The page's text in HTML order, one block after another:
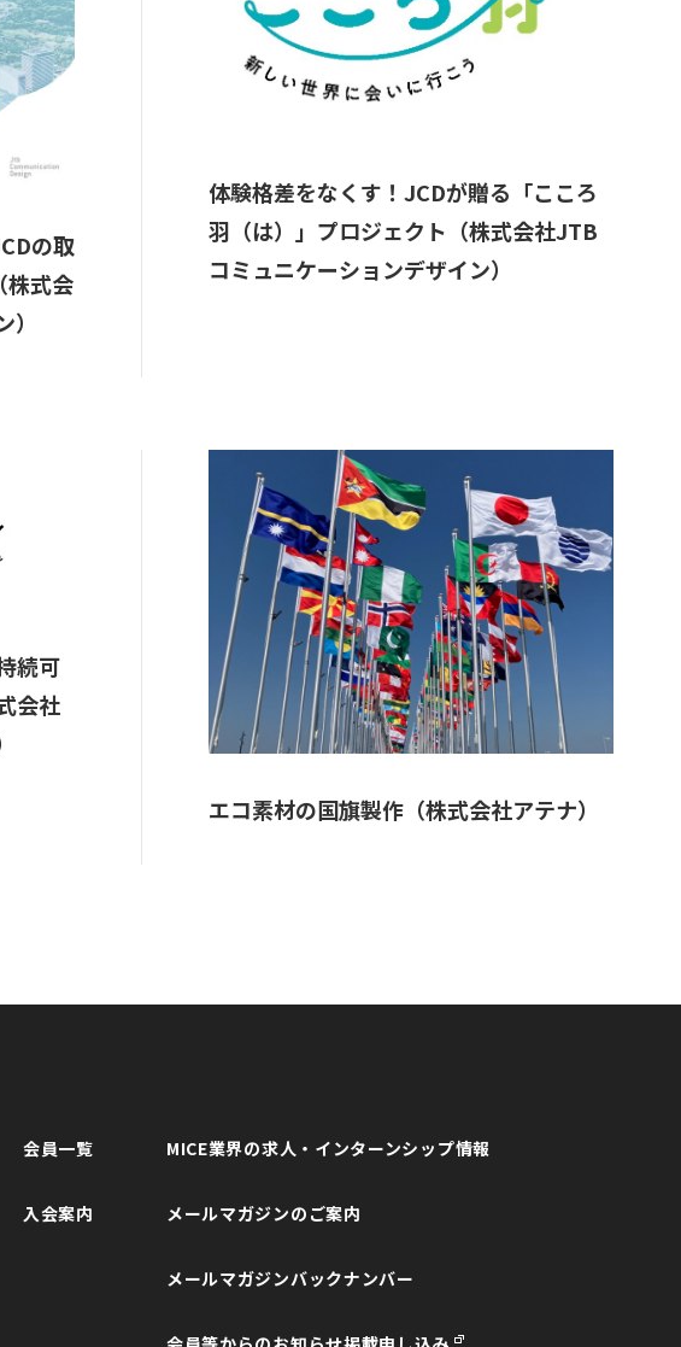
の取
式会
体験格差をなくす！JCDが贈る「こころ
羽（は）」プロジェクト（株式会社JTB
コミュニケーションデザイン）
続可
会社
エコ素材の国旗製作（株式会社アテナ）
会員一覧
入会案内
MICE業界の求人・インターンシップ情報
メールマガジンのご案内
メールマガジンバックナンバー